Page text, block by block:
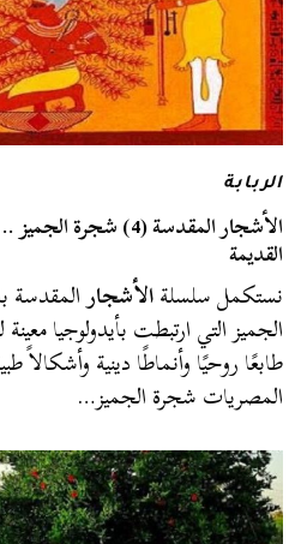
الربابة
الأشجار المقدسة (4)
القديمة
نستكمل سلسلةالأشجارالمقدسة
الجميز التي ارتبطت بأيدولوجيا
طابعًا روحيًا وأنماطًا دينية
المصريات شجرة الجميز…